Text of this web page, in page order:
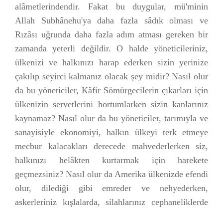
alâmetlerindendir. Fakat bu duygular, mü'minin
Allah Subhânehu'ya daha fazla sâdık olması ve
Rızâsı uğrunda daha fazla adım atması gereken bir
zamanda yeterli değildir. O halde yöneticileriniz,
ülkenizi ve halkınızı harap ederken sizin yerinize
çakılıp seyirci kalmanız olacak şey midir? Nasıl olur
da bu yöneticiler, Kâfir Sömürgecilerin çıkarları için
ülkenizin servetlerini hortumlarken sizin kanlarınız
kaynamaz? Nasıl olur da bu yöneticiler, tarımıyla ve
sanayisiyle ekonomiyi, halkın ülkeyi terk etmeye
mecbur kalacakları derecede mahvederlerken siz,
halkınızı helâkten kurtarmak için harekete
geçmezsiniz? Nasıl olur da Amerika ülkenizde efendi
olur, dilediği gibi emreder ve nehyederken,
askerleriniz kışlalarda, silahlarınız cephaneliklerde